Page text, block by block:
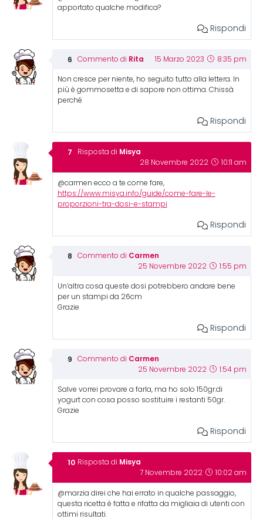
apportato qualche modifica?
Rispondi
Commento di Rita 15 Marzo 2023 8:35 pm
Non cresce per niente, ho seguito tutto alla lettera. In
più è gommosetta e di sapore non ottima. Chissà
perché
Rispondi
Risposta di Misya
28 Novembre 2022 10:11 am
@carmen ecco a te come fare,
https://www.misya.info/guide/come-fare-le-
proporzioni-tra-dosi-e-stampi
Rispondi
Commento di Carmen
25 Novembre 2022 1:55 pm
Un’altra cosa queste dosi potrebbero andare bene
per un stampi da 26cm
Grazie
Rispondi
Commento di Carmen
25 Novembre 2022 1:54 pm
Salve vorrei provare a farla, ma ho solo 150gr.di
yogurt con cosa posso sostituire i restanti 50gr.
Grazie
Rispondi
Risposta di Misya
7 Novembre 2022 10:02 am
@marzia direi che hai errato in qualche passaggio,
questa ricetta è fatta e rifatta da migliaia di utenti con
ottimi risultati.